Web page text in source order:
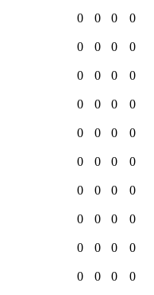
0 0 0 0
0 0 0 0
0 0 0 0
0 0 0 0
0 0 0 0
0 0 0 0
0 0 0 0
0 0 0 0
0 0 0 0
0 0 0
0